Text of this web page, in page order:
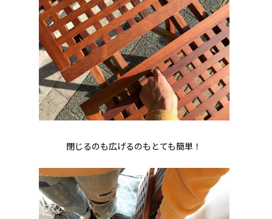
閉じるのも広げるのもとても簡単！